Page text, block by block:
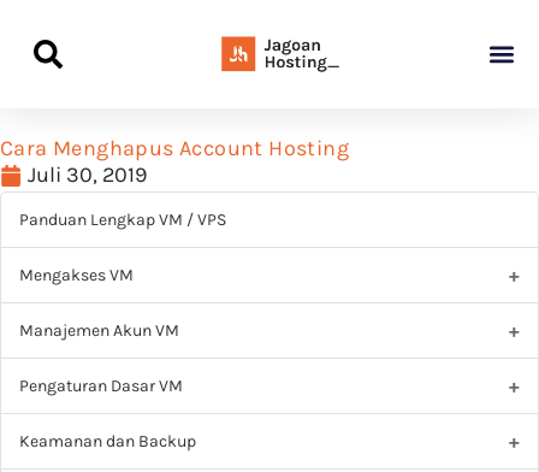
Cara Menghapus Account Hosting
Juli 30, 2019
Panduan Lengkap VM / VPS
Mengakses VM
Manajemen Akun VM
Pengaturan Dasar VM
Keamanan dan Backup